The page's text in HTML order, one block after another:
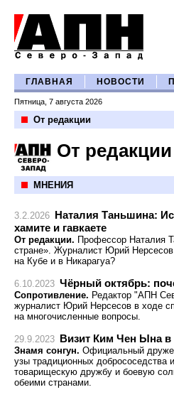
ГЛАВНАЯ НОВОСТИ
Пятница, 7 августа 2026
От редакции
От редакции
МНЕНИЯ
3.2.2026 Наталия Таньшина:
хамите и гавкаете
От редакции. Профессор Наталия
стране». Журналист Юрий Нерсесов
на Кубе и в Никарагуа?
6.10.2023 Чёрный октябрь:
Сопротивление. Редактор "АПН
журналист Юрий Нерсесов в ходе
на многочисленные вопросы.
29.9.2023 Визит Ким Чен Ына
Знамя сонгун. Официальный
узы традиционных
товарищескую дружбу и боевую
обеими странами.